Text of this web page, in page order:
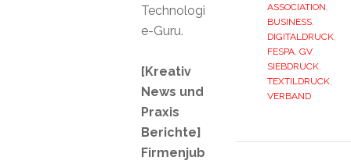
ASSOCIATION,
BUSINESS,
DIGITALDRUCK,
FESPA, GV,
SIEBDRUCK,
TEXTILDRUCK,
VERBAND
Technologi
e-Guru.
[Kreativ
News und
Praxis
Berichte]
Firmenjub